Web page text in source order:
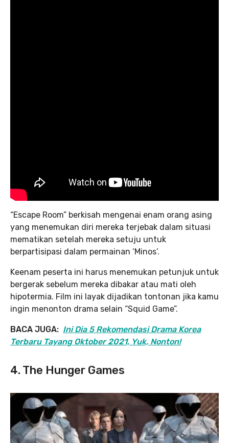
“Escape Room” berkisah mengenai enam orang asing
yang menemukan diri mereka terjebak dalam situasi
mematikan setelah mereka setuju untuk
berpartisipasi dalam permainan ‘Minos’.
Keenam peserta ini harus menemukan petunjuk untuk
bergerak sebelum mereka dibakar atau mati oleh
hipotermia. Film ini layak dijadikan tontonan jika kamu
ingin menonton drama selain “Squid Game”.
BACA JUGA: Ini Dia 5 Rekomendasi Drama Korea
Terbaru Tayang Oktober 2021, Yuk, Nonton!
4. The Hunger Games